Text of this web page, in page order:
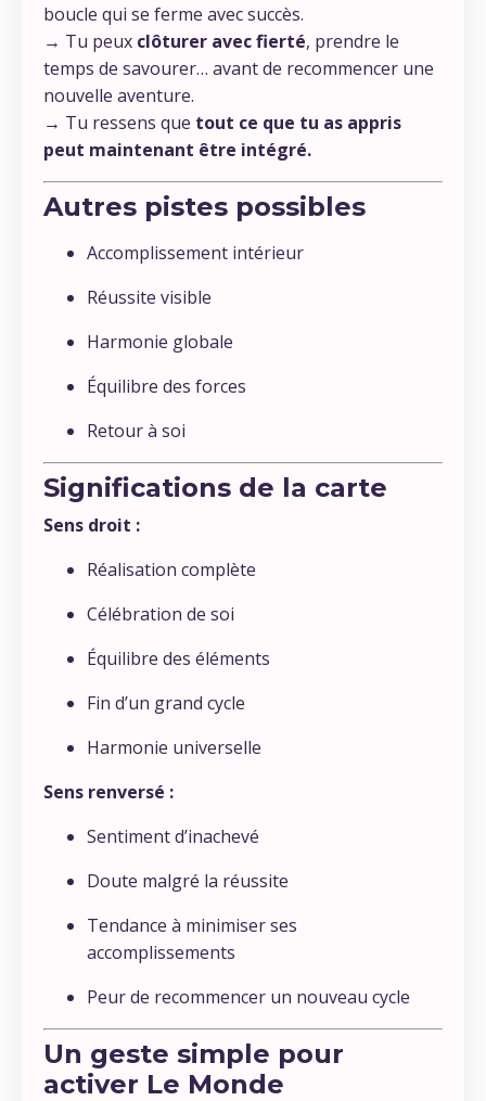
boucle qui se ferme avec succès.
→ Tu peux clôturer avec fierté, prendre le
temps de savourer… avant de recommencer une
nouvelle aventure.
→ Tu ressens que tout ce que tu as appris
peut maintenant être intégré.
Autres pistes possibles
Accomplissement intérieur
Réussite visible
Harmonie globale
Équilibre des forces
Retour à soi
Significations de la carte
Sens droit :
Réalisation complète
Célébration de soi
Équilibre des éléments
Fin d’un grand cycle
Harmonie universelle
Sens renversé :
Sentiment d’inachevé
Doute malgré la réussite
Tendance à minimiser ses
accomplissements
Peur de recommencer un nouveau cycle
Un geste simple pour
activer Le Monde